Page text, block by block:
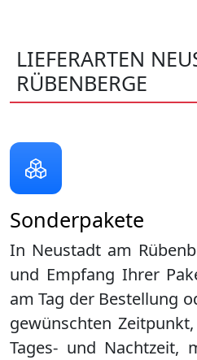
LIEFERARTEN
RÜBENBERGE
Sonderpakete
In Neustadt am
und Empfang Ihrer
am Tag der Bestellung
gewünschten
Tages- und Nachtzeit,